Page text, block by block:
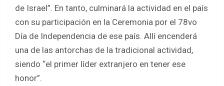
de Israel”. En tanto, culminará la actividad en el país
con su participación en la Ceremonia por el 78vo
Día de Independencia de ese país. Allí encenderá
una de las antorchas de la tradicional actividad,
siendo “el primer líder extranjero en tener ese
honor”.